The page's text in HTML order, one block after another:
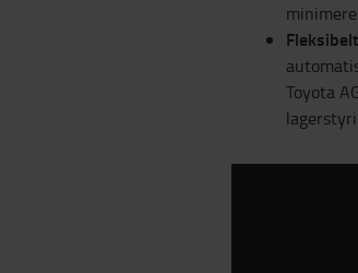
Toyota